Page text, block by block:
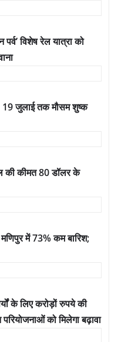
पर्व’ विशेष रेल यात्रा को
19 जुलाई तक मौसम शुष्क
की कीमत 80 डॉलर के
में 73% कम बारिश;
के लिए करोड़ों रुपये की
को मिलेगा बढ़ावा